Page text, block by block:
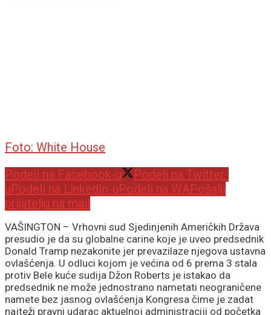
Foto: White House
Podeli na Facebook-u
Podeli na Twitter-
uPodeli na LinkedIn-uPodeli na WAPošalji
prijatelju na mail
VAŠINGTON – Vrhovni sud Sjedinjenih Američkih Država
presudio je da su globalne carine koje je uveo predsednik
Donald Tramp nezakonite jer prevazilaze njegova ustavna
ovlašćenja. U odluci kojom je većina od 6 prema 3 stala
protiv Bele kuće sudija Džon Roberts je istakao da
predsednik ne može jednostrano nametati neograničene
namete bez jasnog ovlašćenja Kongresa čime je zadat
najteži pravni udarac aktuelnoj administraciji od početka